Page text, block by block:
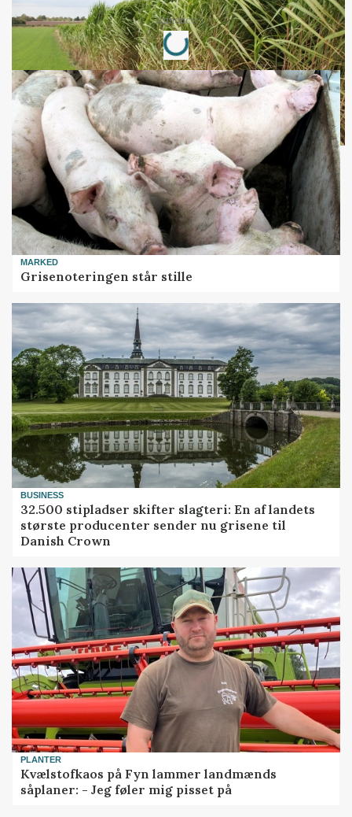
Annonce
Loading...
MARKED
Grisenoteringen står stille
BUSINESS
32.500 stipladser skifter slagteri: En af landets
største producenter sender nu grisene til
Danish Crown
PLANTER
Kvælstofkaos på Fyn lammer landmænds
såplaner: - Jeg føler mig pisset på